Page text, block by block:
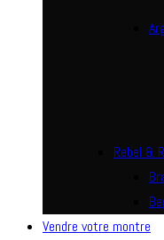
Rebel &
Vendre votre montre